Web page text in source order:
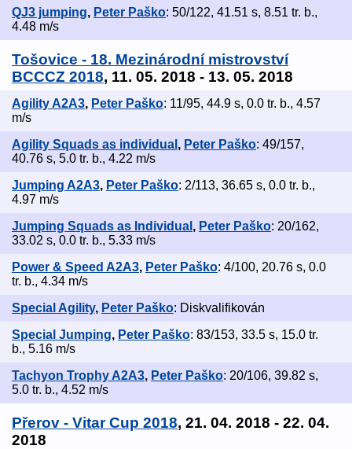
QJ3 jumping, Peter Paško: 50/122, 41.51 s, 8.51 tr. b.,
4.48 m/s
Tošovice - 18. Mezinárodní mistrovství
BCCCZ 2018, 11. 05. 2018 - 13. 05. 2018
Agility A2A3, Peter Paško: 11/95, 44.9 s, 0.0 tr. b., 4.57
m/s
Agility Squads as individual , Peter Paško: 49/157,
40.76 s, 5.0 tr. b., 4.22 m/s
Jumping A2A3, Peter Paško: 2/113, 36.65 s, 0.0 tr. b.,
4.97 m/s
Jumping Squads as Individual , Peter Paško: 20/162,
33.02 s, 0.0 tr. b., 5.33 m/s
Power & Speed A2A3, Peter Paško: 4/100, 20.76 s, 0.0
tr. b., 4.34 m/s
Special Agility, Peter Paško: Diskvalifikován
Special Jumping, Peter Paško: 83/153, 33.5 s, 15.0 tr.
b., 5.16 m/s
Tachyon Trophy A2A3, Peter Paško: 20/106, 39.82 s,
5.0 tr. b., 4.52 m/s
Přerov - Vitar Cup 2018, 21. 04. 2018 - 22. 04.
2018